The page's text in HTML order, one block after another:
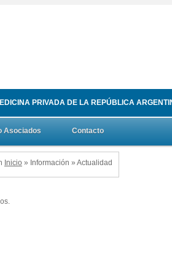
PRIVADA DE LA REPÚBLICA
Asociados Contacto
Inicio » Información » Actualidad